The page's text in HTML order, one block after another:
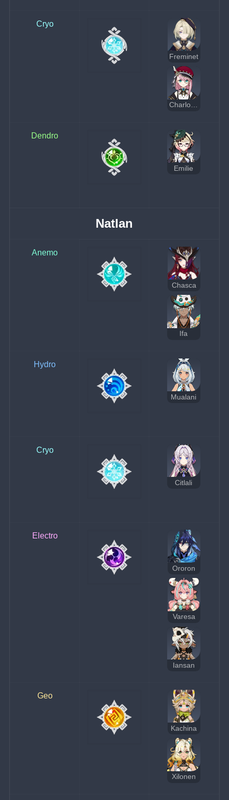
Cryo
Freminet
Charlotte
Dendro
Emilie
Natlan
Anemo
Chasca
Ifa
Hydro
Mualani
Cryo
Citlali
Electro
Ororon
Varesa
Iansan
Geo
Kachina
Xilonen